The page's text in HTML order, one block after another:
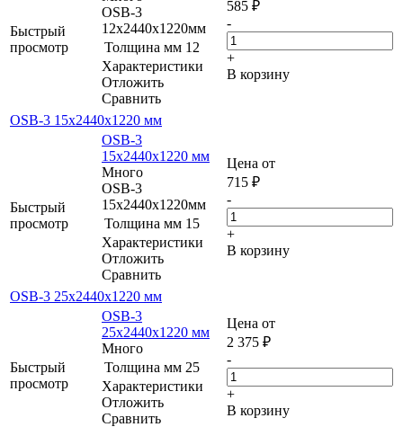
Быстрый
просмотр
OSB-3
12х2440x1220мм
Толщина мм 12
Характеристики
Отложить
Сравнить
585 ₽
-
+
В корзину
OSB-3 15х2440x1220 мм
Быстрый
просмотр
OSB-3
15х2440x1220 мм
Много
OSB-3
15х2440x1220мм
Толщина мм 15
Характеристики
Отложить
Сравнить
Цена от
715 ₽
-
+
В корзину
OSB-3 25х2440х1220 мм
Быстрый
просмотр
OSB-3
25х2440х1220 мм
Много
Толщина мм 25
Характеристики
Отложить
Сравнить
Цена от
2 375 ₽
-
+
В корзину